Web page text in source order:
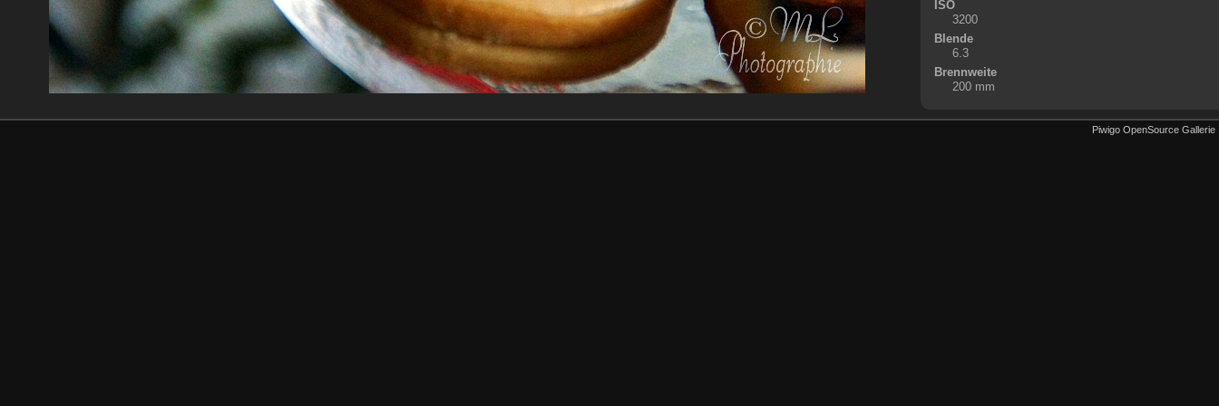
ISO
3200
Blende
6.3
Brennweite
200 mm
Piwigo OpenSource Gallerie